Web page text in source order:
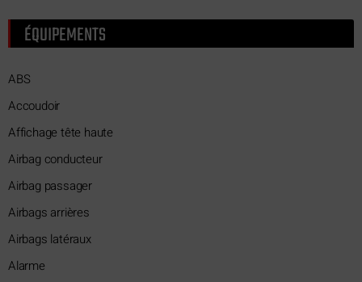
ÉQUIPEMENTS
ABS
Accoudoir
Affichage tête haute
Airbag conducteur
Airbag passager
Airbags arrières
Airbags latéraux
Alarme